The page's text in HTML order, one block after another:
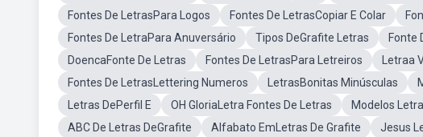
Fontes De LetrasPara Logos
Fontes De LetrasCopiar E Colar
Fontes De LetraPara Anuversário
Tipos DeGrafite Letras Fonte
DoencaFonte De Letras
Fontes De LetrasPara Letreiros Letraa
Fontes De LetrasLettering Numeros
LetrasBonitas Minúsculas
Letras DePerfil E
OH GloriaLetra Fontes De Letras Modelos
ABC De Letras DeGrafite
Alfabato EmLetras De Grafite Jesus